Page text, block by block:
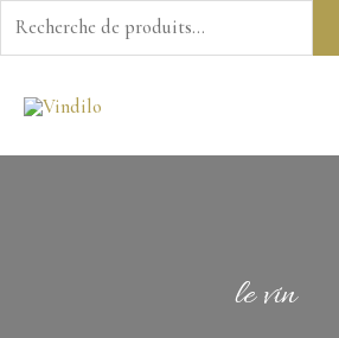
Recherche
pour :
le vin